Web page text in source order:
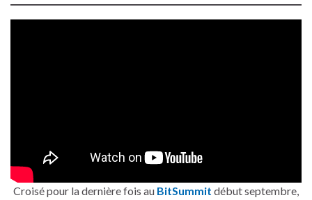
Croisé pour la dernière fois au BitSummit début septembre,